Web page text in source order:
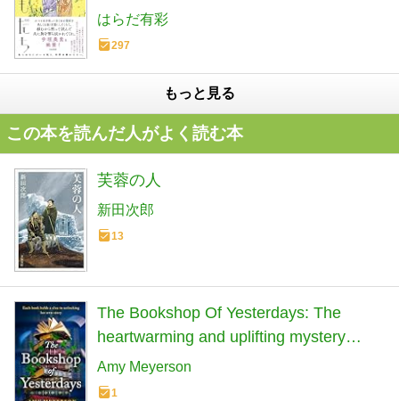
はらだ有彩
297
もっと見る
この本を読んだ人がよく読む本
芙蓉の人
新田次郎
13
The Bookshop Of Yesterdays: The
heartwarming and uplifting mystery
family drama perfect for fans of Evie
Woods and books about books! (English
Amy Meyerson
1